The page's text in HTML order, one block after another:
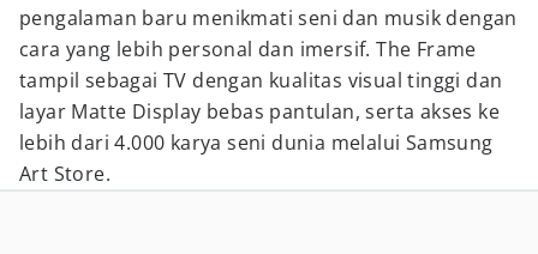
pengalaman baru menikmati seni dan musik dengan
cara yang lebih personal dan imersif. The Frame
tampil sebagai TV dengan kualitas visual tinggi dan
layar Matte Display bebas pantulan, serta akses ke
lebih dari 4.000 karya seni dunia melalui Samsung
Art Store.